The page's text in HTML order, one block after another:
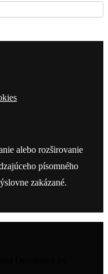
alebo rozširovanie
písomného
zakázané.